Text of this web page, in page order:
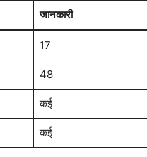
जानकारी
17
48
कई
कई